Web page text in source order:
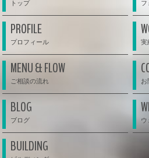
PROFILE
MENU & FLOW
BLOG
BUILDING